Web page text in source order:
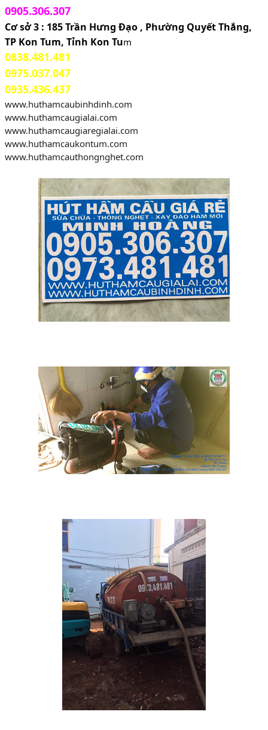
0905.306.307
Cơ sở 3 : 185 Trần Hưng Đạo , Phường Quyết Thắng,
TP Kon Tum, Tỉnh Kon Tum
0838.481.481
0975.037.047
0935.436.437
www.huthamcaubinhdinh.com
www.huthamcaugialai.com
www.huthamcaugiaregialai.com
www.huthamcaukontum.com
www.huthamcauthongnghet.com